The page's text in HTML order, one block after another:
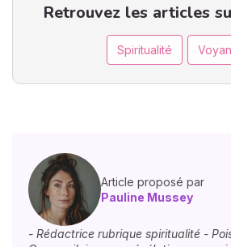
Retrouvez les articles
Spiritualité
Article proposé par
Pauline Mussey
- Rédactrice rubrique spiritualité -